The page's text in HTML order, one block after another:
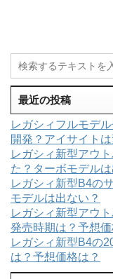
最近の投稿
レガシィフルモデ
開発？アイサイトは
レガシィ新型アウ
た？ターボモデルは
レガシィ新型B4の
モデルは出ない？
レガシィ新型アウ
発売時期は？予想価
レガシィ新型B4の
は？予想価格は？